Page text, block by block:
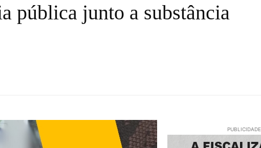
pública junto a substância
PUBLICIDADE